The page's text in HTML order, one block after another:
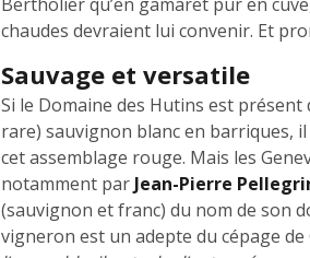
chaudes devraient lui convenir. Et
Sauvage et versatile
Si le Domaine des Hutins est
rare) sauvignon blanc en barriques,
cet assemblage rouge. Mais les
notamment par Jean-Pierre
(sauvignon et franc) du nom de son
vigneron est un adepte du cépage